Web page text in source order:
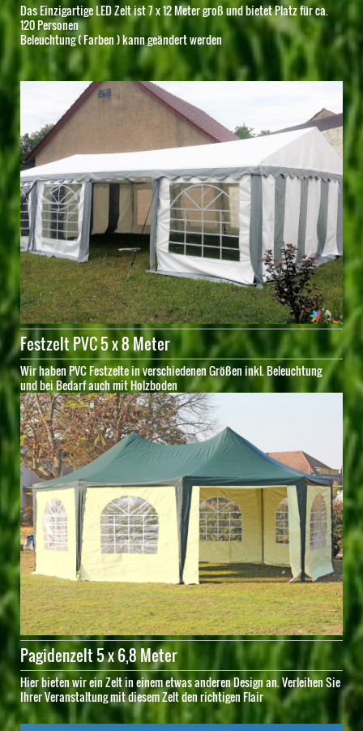
Das Einzigartige LED Zelt ist 7 x 12 Meter groß und bietet Platz für ca.
120 Personen
Beleuchtung ( Farben ) kann geändert werden
Festzelt PVC 5 x 8 Meter
Wir haben PVC Festzelte in verschiedenen Größen inkl. Beleuchtung
und bei Bedarf auch mit Holzboden
Pagidenzelt 5 x 6,8 Meter
Hier bieten wir ein Zelt in einem etwas anderen Design an. Verleihen Sie
Ihrer Veranstaltung mit diesem Zelt den richtigen Flair